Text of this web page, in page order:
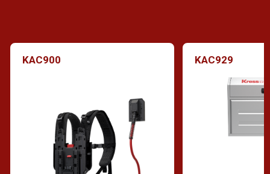
KAC900 KAC929